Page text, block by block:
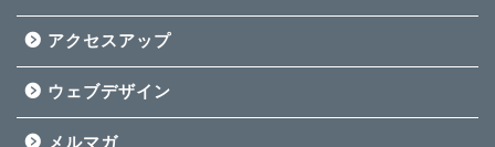
アクセスアップ
ウェブデザイン
メルマガ